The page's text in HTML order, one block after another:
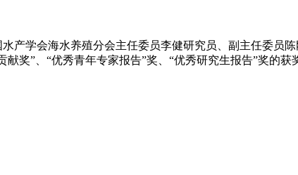
产学会海水养殖分会主任委员李健研究员、副主任委员
奖”、“优秀青年专家报告”奖、“优秀研究生报告”奖的获